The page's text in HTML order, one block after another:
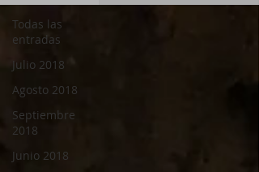
Todas las
entradas
Julio 2018
Agosto 2018
Septiembre
2018
Junio 2018